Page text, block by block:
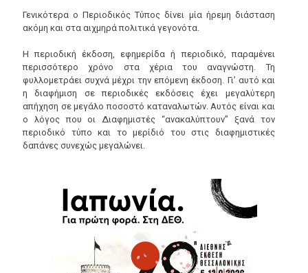
Γενικότερα ο Περιοδικός Τύπος δίνει μία ήρεμη διάσταση
ακόμη και στα αιχμηρά πολιτικά γεγονότα.
Η περιοδική έκδοση, εφημερίδα ή περιοδικό, παραμένει
περισσότερο χρόνο στα χέρια του αναγνώστη. Τη
φυλλομετράει συχνά μέχρι την επόμενη έκδοση. Γι’ αυτό και
η διαφήμιση σε περιοδικές εκδόσεις έχει μεγαλύτερη
απήχηση σε μεγάλο ποσοστό καταναλωτών. Αυτός είναι και
ο λόγος που οι Διαφημιστές “ανακαλύπτουν” ξανά τον
περιοδικό τύπο και το μερίδιό του στις διαφημιστικές
δαπάνες συνεχώς μεγαλώνει.